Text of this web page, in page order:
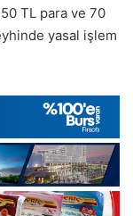
TL para ve 70
yasal işlem